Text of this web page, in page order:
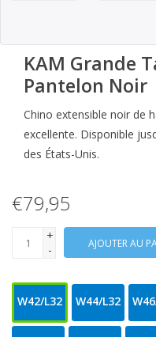
KAM Grande
Pantelon Noir
Chino extensible noir de
excellente. Disponible
des États-Unis.
€79,95
+
-
AJOUTER AU
W42/L32 W44/L32